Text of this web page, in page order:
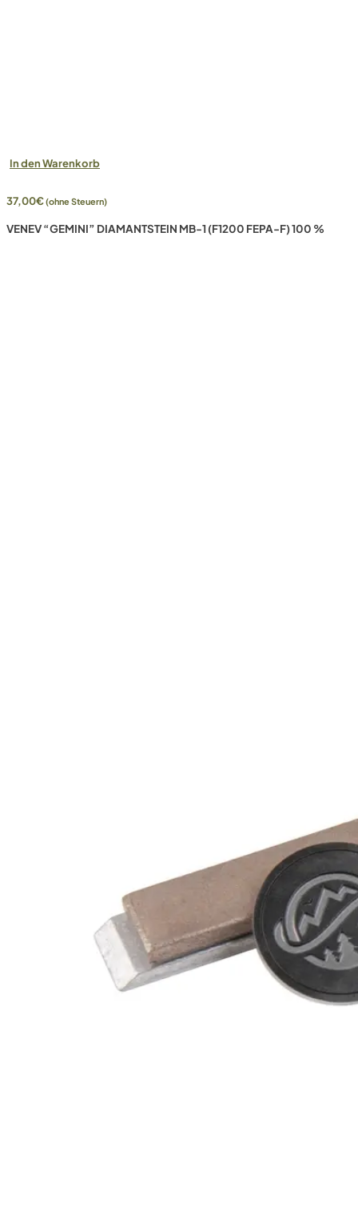
In den Warenkorb
37,00€(ohne Steuern)
VENEV “GEMINI” DIAMANTSTEIN MB-1 (F1200 FEPA-F) 100 %